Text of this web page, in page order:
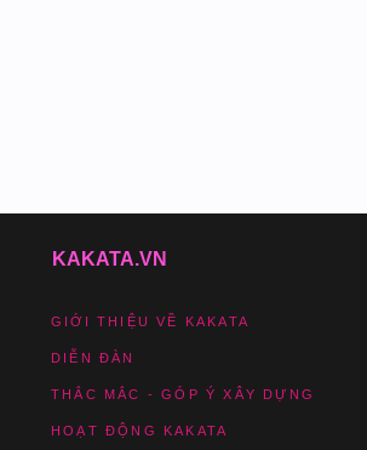
KAKATA.VN
GIỚI THIỆU VỀ KAKATA
DIỄN ĐÀN
THẮC MẮC - GÓP Ý XÂY DỰNG
HOẠT ĐỘNG KAKATA